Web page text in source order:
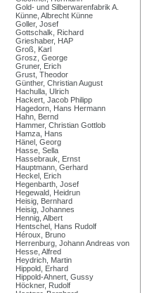
Gold- und Silberwarenfabrik A.
Künne, Albrecht Künne
Goller, Josef
Gottschalk, Richard
Grieshaber, HAP
Groß, Karl
Grosz, George
Gruner, Erich
Grust, Theodor
Günther, Christian August
Hachulla, Ulrich
Hackert, Jacob Philipp
Hagedorn, Hans Hermann
Hahn, Bernd
Hammer, Christian Gottlob
Hamza, Hans
Hänel, Georg
Hasse, Sella
Hassebrauk, Ernst
Hauptmann, Gerhard
Heckel, Erich
Hegenbarth, Josef
Hegewald, Heidrun
Heisig, Bernhard
Heisig, Johannes
Hennig, Albert
Hentschel, Hans Rudolf
Héroux, Bruno
Herrenburg, Johann Andreas von
Hesse, Alfred
Heydrich, Martin
Hippold, Erhard
Hippold-Ahnert, Gussy
Höckner, Rudolf